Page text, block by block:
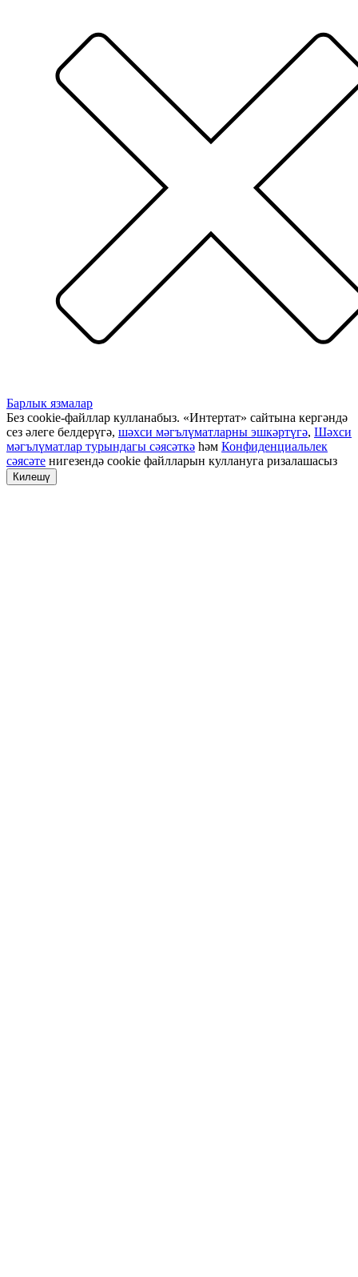
Барлык язмалар
Без cookie-файллар кулланабыз. «Интертат» сайтына кергәндә
сез әлеге белдерүгә, шәхси мәгълүматларны эшкәртүгә, Шәхси
мәгълүматлар турындагы сәясәткә һәм Конфиденциальлек
сәясәте нигезендә cookie файлларын куллануга ризалашасыз
Килешү